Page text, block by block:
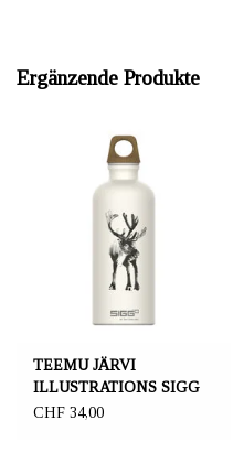
Ergänzende Produkte
TEEMU JÄRVI
ILLUSTRATIONS SIGG
water bottle, Reindeer
CHF 34,00